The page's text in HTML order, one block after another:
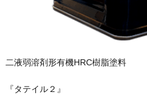
二液弱溶剤形有機HRC樹脂塗料
『タテイル２』